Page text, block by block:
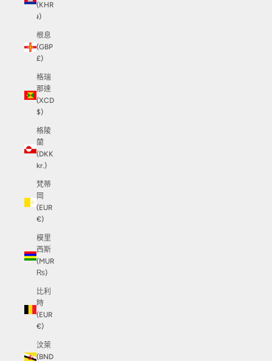
(KHR
៛)
根息
(GBP
£)
格瑞
那達
(XCD
$)
格陵
蘭
(DKK
kr.)
梵蒂
岡
(EUR
€)
模里
西斯
(MUR
₨)
比利
時
(EUR
€)
汶萊
(BND